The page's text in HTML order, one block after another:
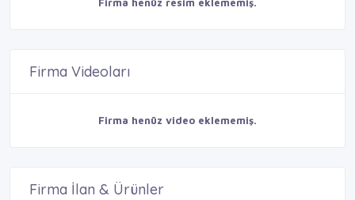
Firma henüz resim eklememiş.
Firma Videoları
Firma henüz video eklememiş.
Firma İlan & Ürünler